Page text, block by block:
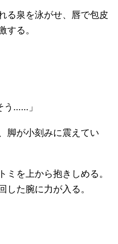
る泉を泳がせ、唇で包皮
する。
う……」
脚が小刻みに震えてい
ミを上から抱きしめる。
した腕に力が入る。